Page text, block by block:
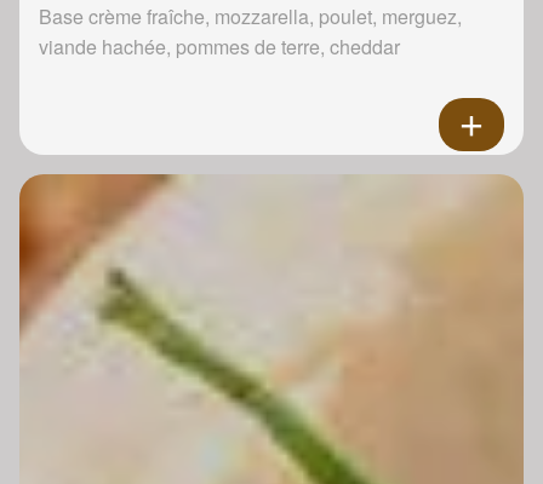
Base crème fraîche, mozzarella, poulet, merguez,
viande hachée, pommes de terre, cheddar